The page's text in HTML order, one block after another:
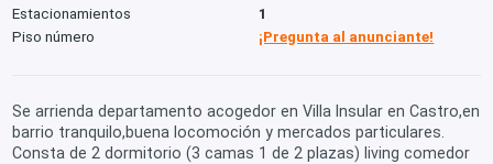
Estacionamientos
1
Piso número
¡Pregunta al anunciante!
Se arrienda departamento acogedor en Villa Insular en Castro,en
barrio tranquilo,buena locomoción y mercados particulares.
Consta de 2 dormitorio (3 camas 1 de 2 plazas) living comedor